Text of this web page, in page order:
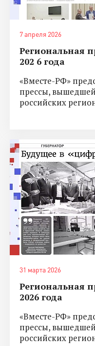
7 апреля 2026
Региональная
202 6 года
«Вместе-РФ»
прессы,
российских
31 марта 2026
Региональная
2026 года
«Вместе-РФ»
прессы,
российских